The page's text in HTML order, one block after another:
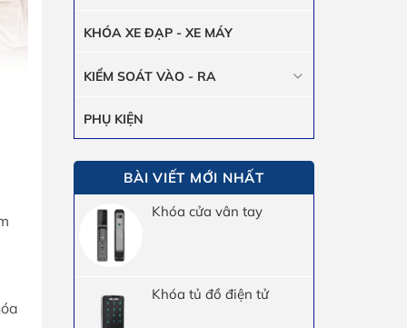
KHÓA XE ĐẠP - XE MÁY
KIỂM SOÁT VÀO - RA
PHỤ KIỆN
BÀI VIẾT MỚI NHẤT
Khóa cửa vân tay
Khóa tủ đồ điện tử